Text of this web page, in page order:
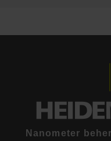
Nanometer